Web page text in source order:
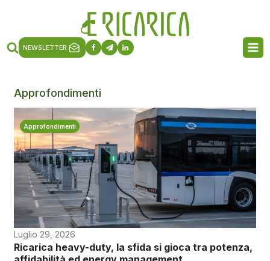
NEWSLETTER
Approfondimenti
Approfondimenti
Luglio 29, 2026
Ricarica heavy-duty, la sfida si gioca tra potenza,